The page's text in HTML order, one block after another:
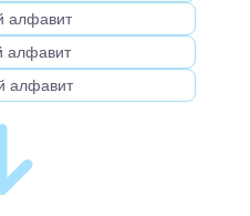
алфавит
алфавит
алфавит